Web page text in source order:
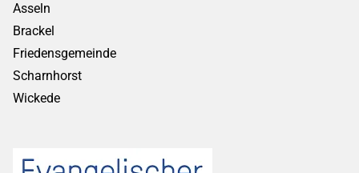
Asseln
Brackel
Friedensgemeinde
Scharnhorst
Wickede